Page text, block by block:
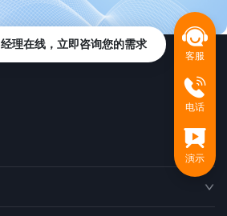
客服
电话
演示
经理在线，立即咨询您的需求